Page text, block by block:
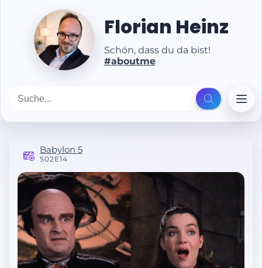
Florian Heinz
Schön, dass du da bist!
#aboutme
Babylon 5
S02E14